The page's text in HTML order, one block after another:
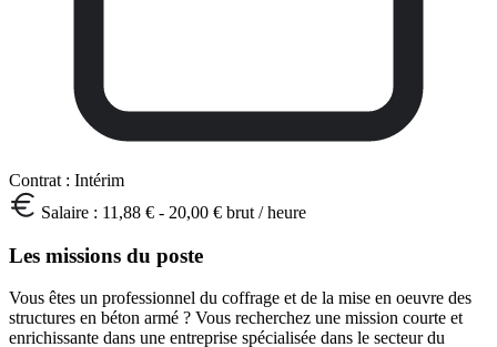
Contrat : Intérim
Salaire : 11,88 € - 20,00 € brut / heure
Les missions du poste
Vous êtes un professionnel du coffrage et de la mise en oeuvre des
structures en béton armé ? Vous recherchez une mission courte et
enrichissante dans une entreprise spécialisée dans le secteur du